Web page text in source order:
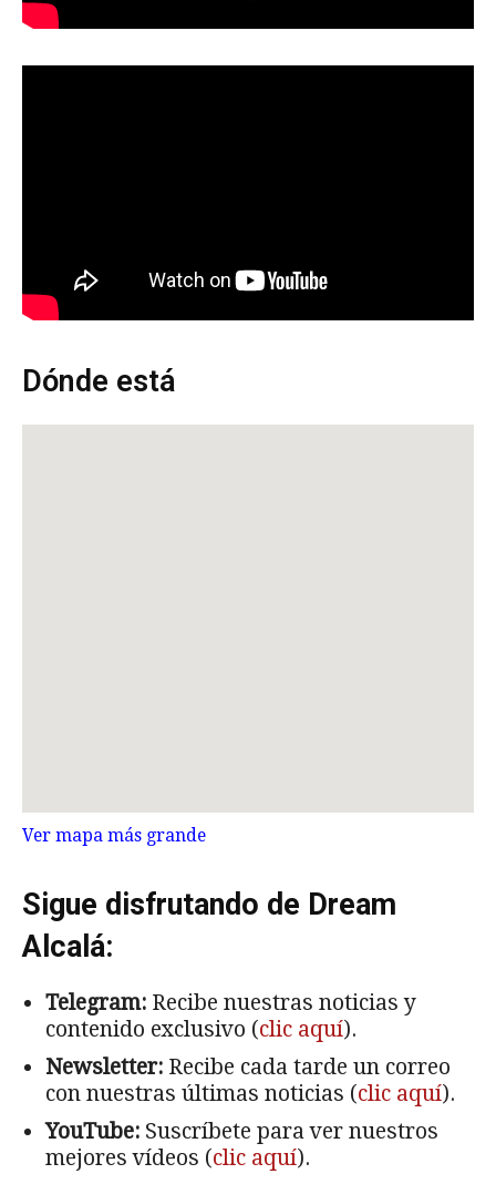
Dónde está
Ver mapa más grande
Sigue disfrutando de Dream
Alcalá:
Telegram: Recibe nuestras noticias y
contenido exclusivo (clic aquí).
Newsletter: Recibe cada tarde un correo
con nuestras últimas noticias (clic aquí).
YouTube: Suscríbete para ver nuestros
mejores vídeos (clic aquí).